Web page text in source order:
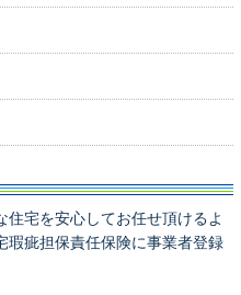
宅を安心してお任せ頂けるよ
瑕疵担保責任保険に事業者登録